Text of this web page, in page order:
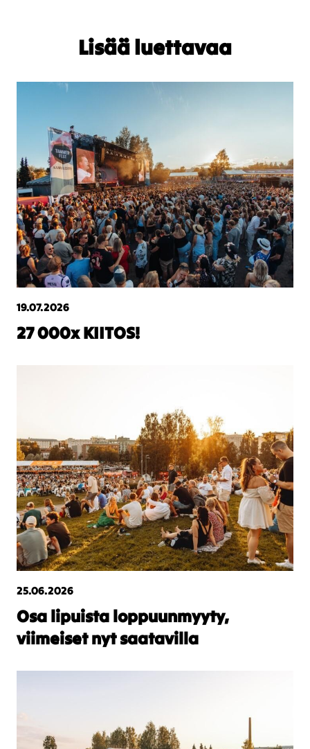
Lisää luettavaa
19.07.2026
27 000x KIITOS!
25.06.2026
Osa lipuista loppuunmyyty,
viimeiset nyt saatavilla